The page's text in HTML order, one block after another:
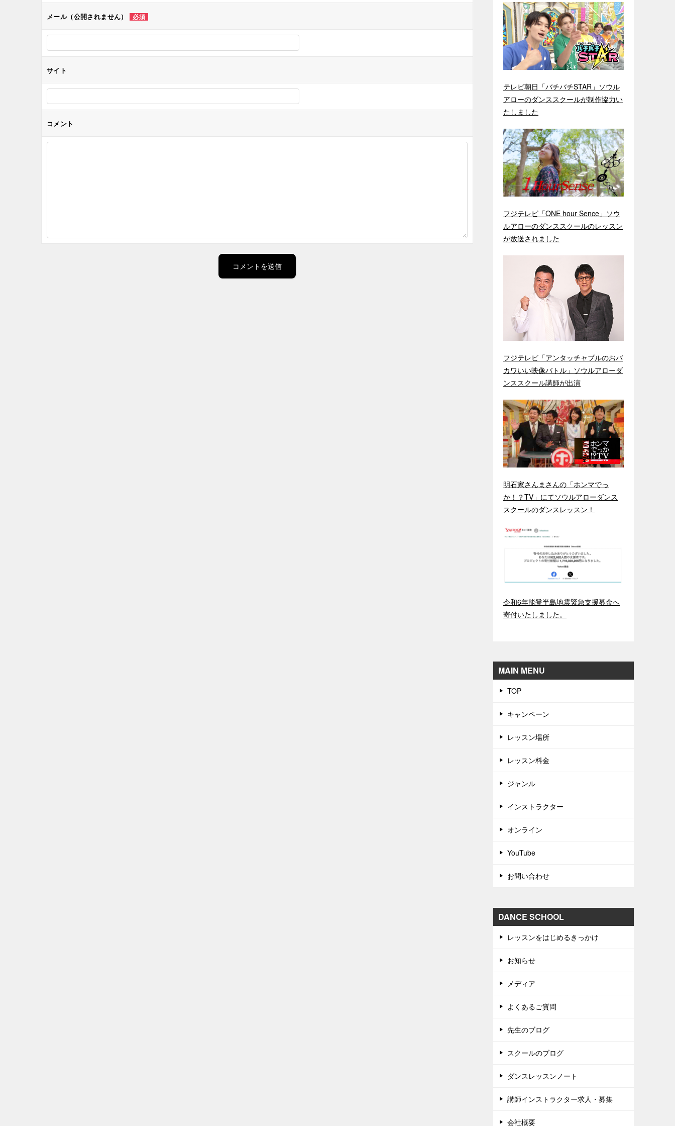
ン
メール（公開されません） 必須
サイト
コメント
テレビ朝日「バチバチSTAR」ソウル
アローのダンススクールが制作協力い
たしました
フジテレビ「ONE hour Sence」ソウ
ルアローのダンススクールのレッスン
が放送されました
フジテレビ「アンタッチャブルのおバ
カワいい映像バトル」ソウルアローダ
ンススクール講師が出演
明石家さんまさんの「ホンマでっ
か！？TV」にてソウルアローダンス
スクールのダンスレッスン！
令和6年能登半島地震緊急支援募金へ
寄付いたしました。
MAIN MENU
TOP
キャンペーン
レッスン場所
レッスン料金
ジャンル
インストラクター
オンライン
YouTube
お問い合わせ
DANCE SCHOOL
レッスンをはじめるきっかけ
お知らせ
メディア
よくあるご質問
先生のブログ
スクールのブログ
ダンスレッスンノート
講師インストラクター求人・募集
会社概要